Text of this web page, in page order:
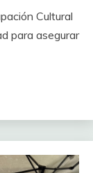
Cultural
para asegurar